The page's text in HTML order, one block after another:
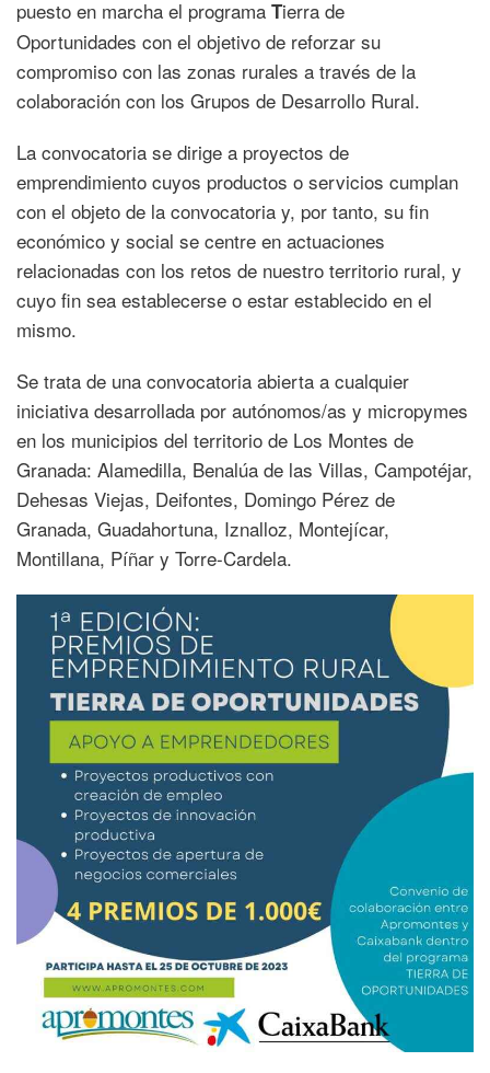
puesto en marcha el programa Tierra de
Oportunidades con el objetivo de reforzar su
compromiso con las zonas rurales a través de la
colaboración con los Grupos de Desarrollo Rural.
La convocatoria se dirige a proyectos de
emprendimiento cuyos productos o servicios cumplan
con el objeto de la convocatoria y, por tanto, su fin
económico y social se centre en actuaciones
relacionadas con los retos de nuestro territorio rural, y
cuyo fin sea establecerse o estar establecido en el
mismo.
Se trata de una convocatoria abierta a cualquier
iniciativa desarrollada por autónomos/as y micropymes
en los municipios del territorio de Los Montes de
Granada: Alamedilla, Benalúa de las Villas, Campotéjar,
Dehesas Viejas, Deifontes, Domingo Pérez de
Granada, Guadahortuna, Iznalloz, Montejícar,
Montillana, Píñar y Torre-Cardela.